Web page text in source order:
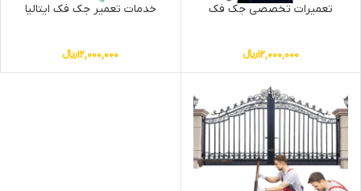
تعمیرات تخصصی جک فک
12,000,000﷼
خدمات تعمیر جک فک ایتالیا
12,000,000﷼